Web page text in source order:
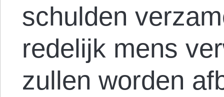
schulden
redelijk mens
zullen worden